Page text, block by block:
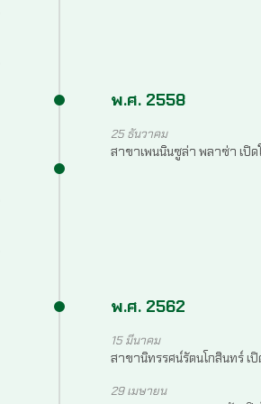
พ.ศ. 2558
25 ธันวาคม
สาขาเพนนินซูล่า พลาซ่า เปิด
พ.ศ. 2562
15 มีนาคม
สาขานิทรรศน์รัตนโกสินทร์ เ
29 เมษายน